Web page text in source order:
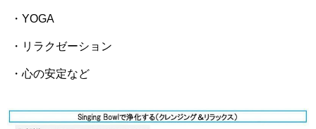
・YOGA
・リラクゼーション
・心の安定など